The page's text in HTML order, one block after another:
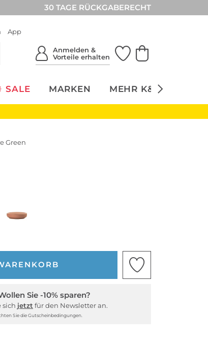
30 TAGE RÜCKGABERECHT
App
Anmelden &
Vorteile erhalten
SALE MARKEN MEHR K&Ö
Green
Sie -10% sparen?
sich jetzt für den Newsletter an.
Sie die Gutscheinbedingungen.